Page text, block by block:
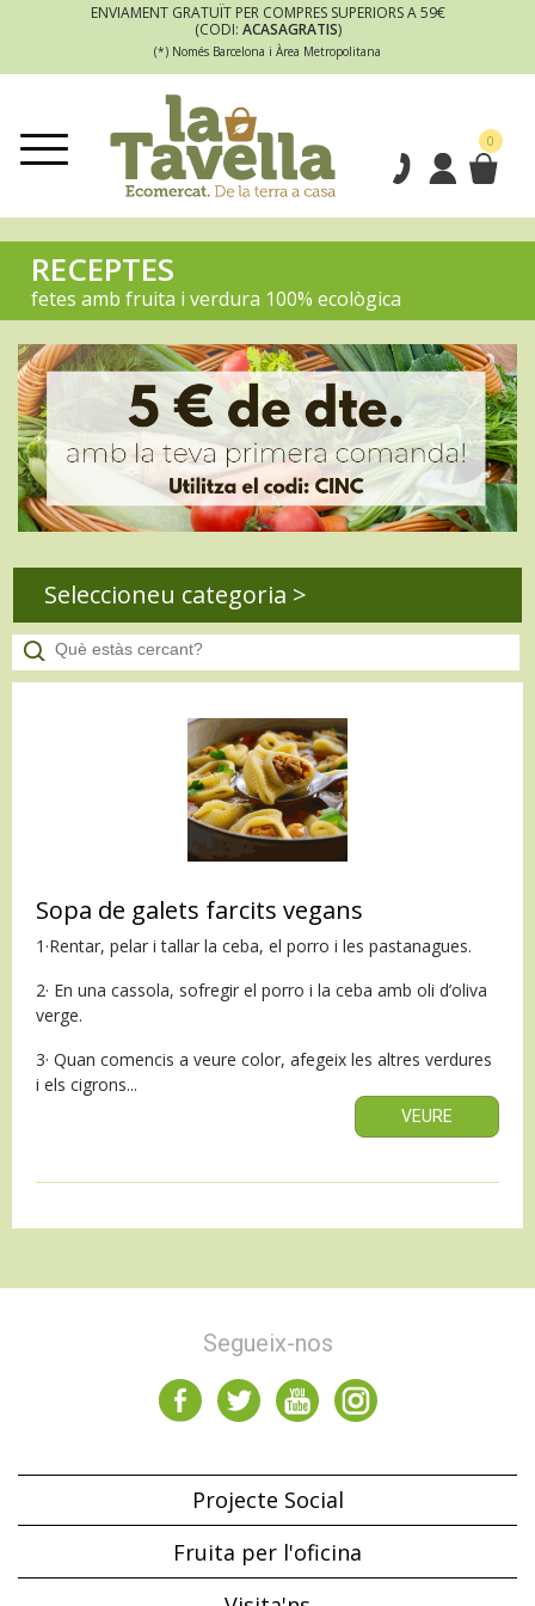
ENVIAMENT GRATUÏT PER COMPRES SUPERIORS A 59€
(CODI: ACASAGRATIS)
(*) Només Barcelona i Àrea Metropolitana
0
RECEPTES
fetes amb fruita i verdura 100% ecològica
Seleccioneu categoria >
Sopa de galets farcits vegans
1·Rentar, pelar i tallar la ceba, el porro i les pastanagues.
2· En una cassola, sofregir el porro i la ceba amb oli d’oliva
verge.
3· Quan comencis a veure color, afegeix les altres verdures
i els cigrons...
VEURE
Segueix-nos
Projecte Social
Fruita per l'oficina